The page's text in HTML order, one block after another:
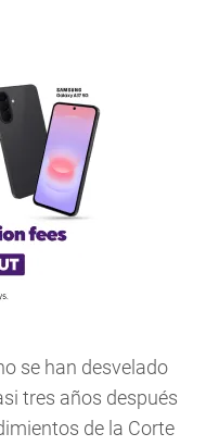
se han desvelado
tres años después
de la Corte